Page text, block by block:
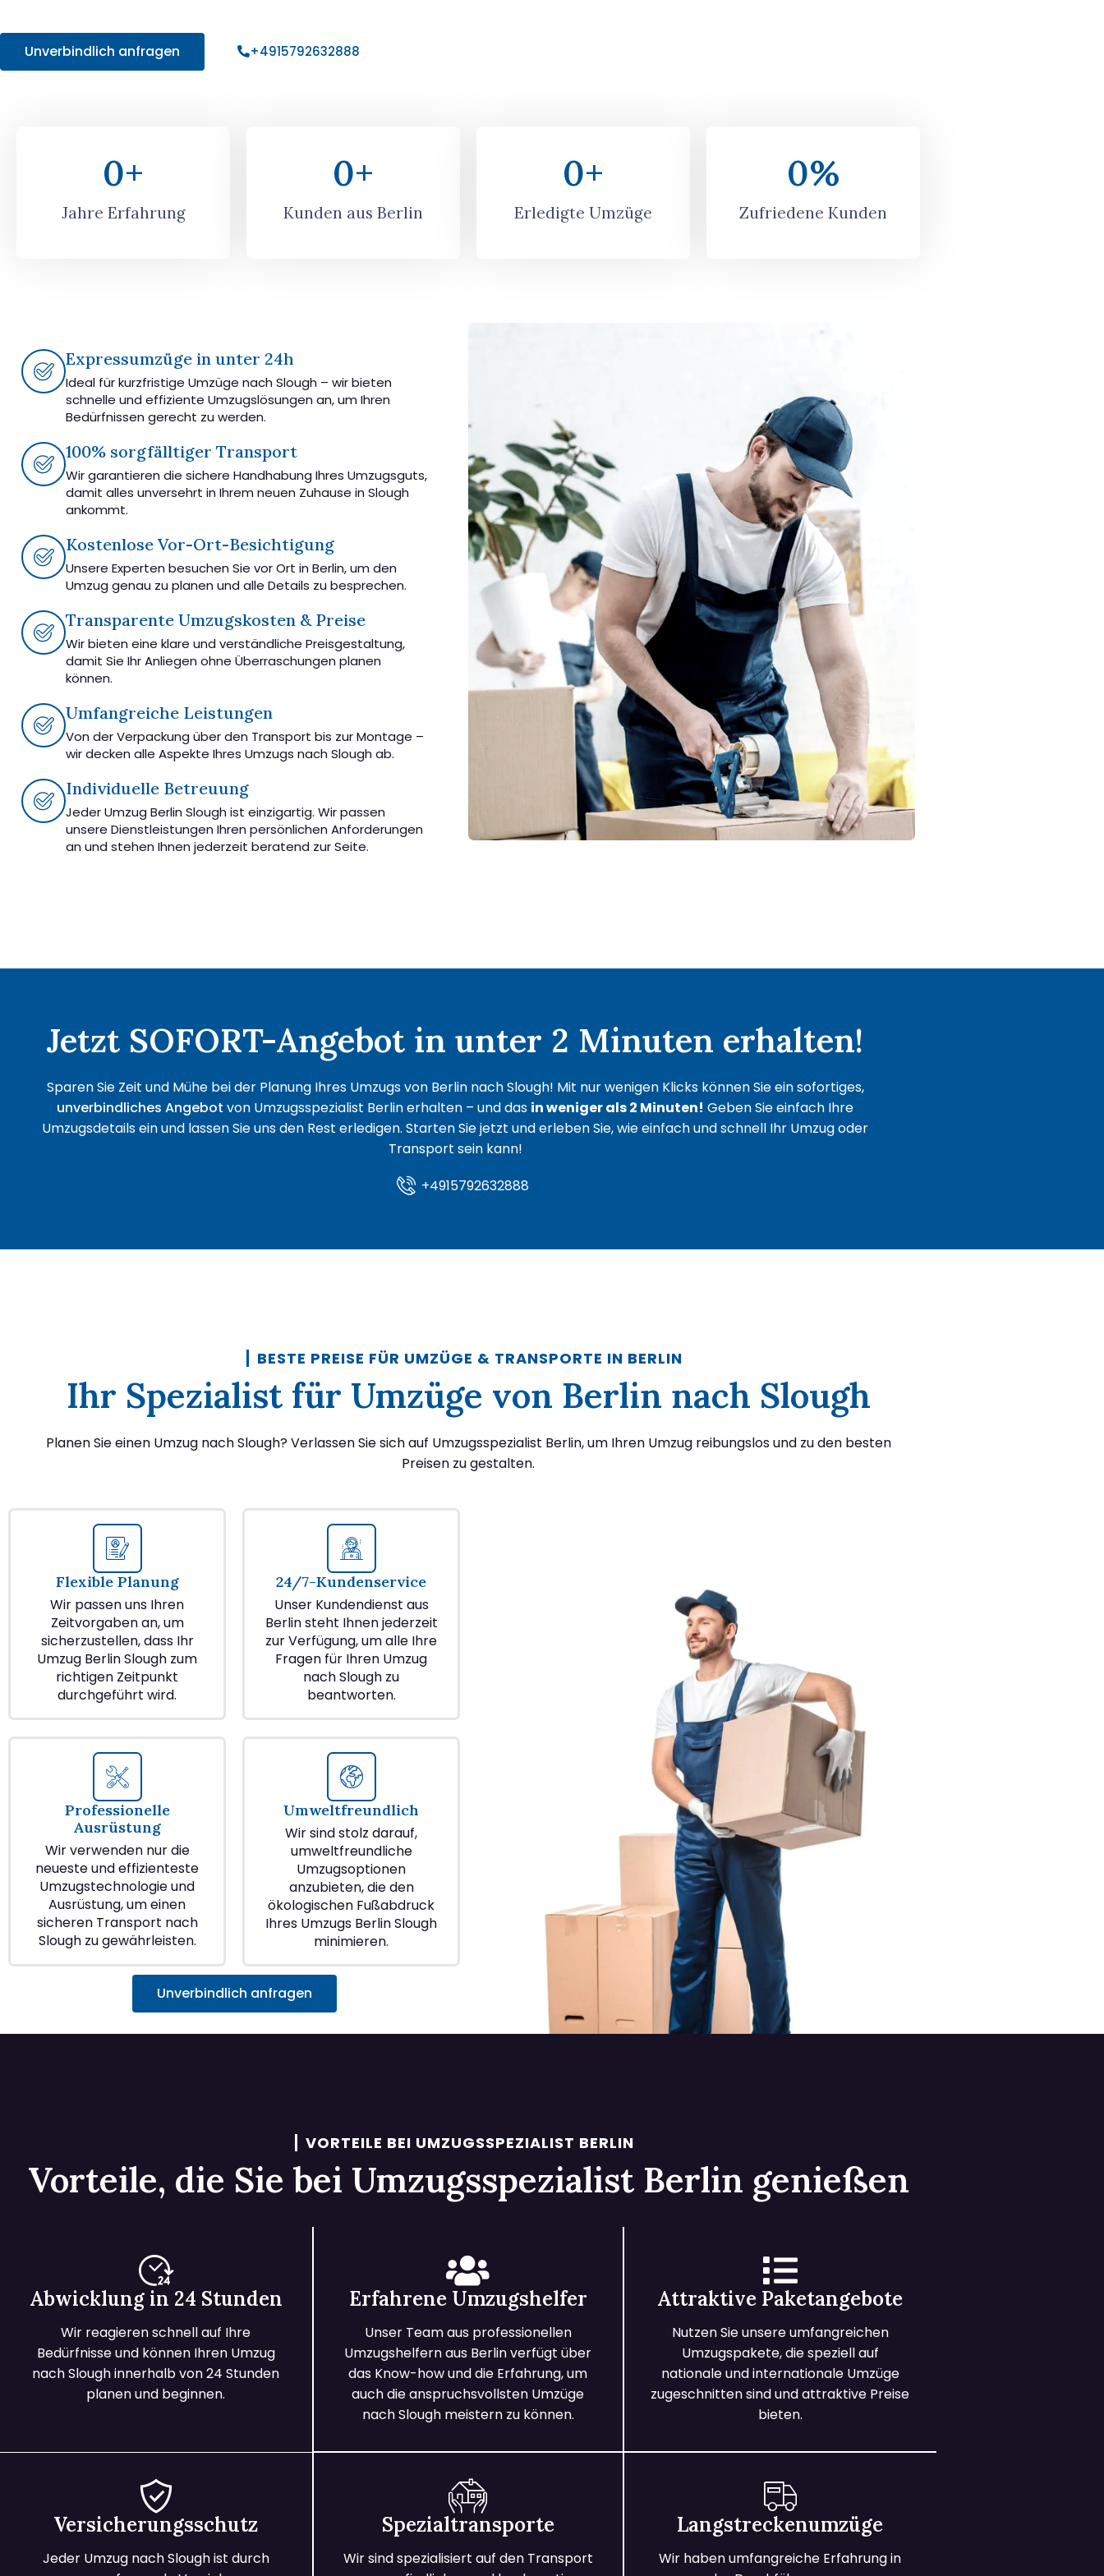
Unverbindlich anfragen +4915792632888
Jahre Erfahrung
0+
Kunden aus Berlin
0+
Erledigte Umzüge
0+
Zufriedene Kunden
0%
Expressumzüge in unter 24h
Ideal für kurzfristige Umzüge nach Slough – wir bieten
schnelle und effiziente Umzugslösungen an, um Ihren
Bedürfnissen gerecht zu werden.
100% sorgfälltiger Transport
Wir garantieren die sichere Handhabung Ihres Umzugsguts,
damit alles unversehrt in Ihrem neuen Zuhause in Slough
ankommt.
Kostenlose Vor-Ort-Besichtigung
Unsere Experten besuchen Sie vor Ort in Berlin, um den
Umzug genau zu planen und alle Details zu besprechen.
Transparente Umzugskosten & Preise
Wir bieten eine klare und verständliche Preisgestaltung,
damit Sie Ihr Anliegen ohne Überraschungen planen
können.
Umfangreiche Leistungen
Von der Verpackung über den Transport bis zur Montage –
wir decken alle Aspekte Ihres Umzugs nach Slough ab.
Individuelle Betreuung
Jeder Umzug Berlin Slough ist einzigartig. Wir passen
unsere Dienstleistungen Ihren persönlichen Anforderungen
an und stehen Ihnen jederzeit beratend zur Seite.
Jetzt SOFORT-Angebot in unter 2 Minuten erhalten!
Sparen Sie Zeit und Mühe bei der Planung Ihres Umzugs von Berlin nach Slough! Mit nur wenigen Klicks können Sie ein sofortiges,
unverbindliches Angebot von Umzugsspezialist Berlin erhalten – und das in weniger als 2 Minuten! Geben Sie einfach Ihre
Umzugsdetails ein und lassen Sie uns den Rest erledigen. Starten Sie jetzt und erleben Sie, wie einfach und schnell Ihr Umzug oder
Transport sein kann!
+4915792632888
BESTE PREISE FÜR UMZÜGE & TRANSPORTE IN BERLIN
Ihr Spezialist für Umzüge von Berlin nach Slough
Planen Sie einen Umzug nach Slough? Verlassen Sie sich auf Umzugsspezialist Berlin, um Ihren Umzug reibungslos und zu den besten
Preisen zu gestalten.
Flexible Planung
Wir passen uns Ihren
Zeitvorgaben an, um
sicherzustellen, dass Ihr
Umzug Berlin Slough zum
richtigen Zeitpunkt
durchgeführt wird.
24/7-Kundenservice
Unser Kundendienst aus
Berlin steht Ihnen jederzeit
zur Verfügung, um alle Ihre
Fragen für Ihren Umzug
nach Slough zu
beantworten.
Professionelle
Ausrüstung
Wir verwenden nur die
neueste und effizienteste
Umzugstechnologie und
Ausrüstung, um einen
sicheren Transport nach
Slough zu gewährleisten.
Umweltfreundlich
Wir sind stolz darauf,
umweltfreundliche
Umzugsoptionen
anzubieten, die den
ökologischen Fußabdruck
Ihres Umzugs Berlin Slough
minimieren.
Unverbindlich anfragen
VORTEILE BEI UMZUGSSPEZIALIST BERLIN
Vorteile, die Sie bei Umzugsspezialist Berlin genießen
Abwicklung in 24 Stunden
Wir reagieren schnell auf Ihre
Bedürfnisse und können Ihren Umzug
nach Slough innerhalb von 24 Stunden
planen und beginnen.
Erfahrene Umzugshelfer
Unser Team aus professionellen
Umzugshelfern aus Berlin verfügt über
das Know-how und die Erfahrung, um
auch die anspruchsvollsten Umzüge
nach Slough meistern zu können.
Attraktive Paketangebote
Nutzen Sie unsere umfangreichen
Umzugspakete, die speziell auf
nationale und internationale Umzüge
zugeschnitten sind und attraktive Preise
bieten.
Versicherungsschutz
Jeder Umzug nach Slough ist durch
Spezialtransporte
Wir sind spezialisiert auf den Transport
Langstreckenumzüge
Wir haben umfangreiche Erfahrung in